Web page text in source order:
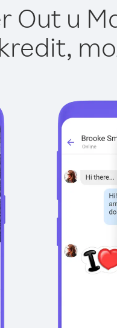
Out u